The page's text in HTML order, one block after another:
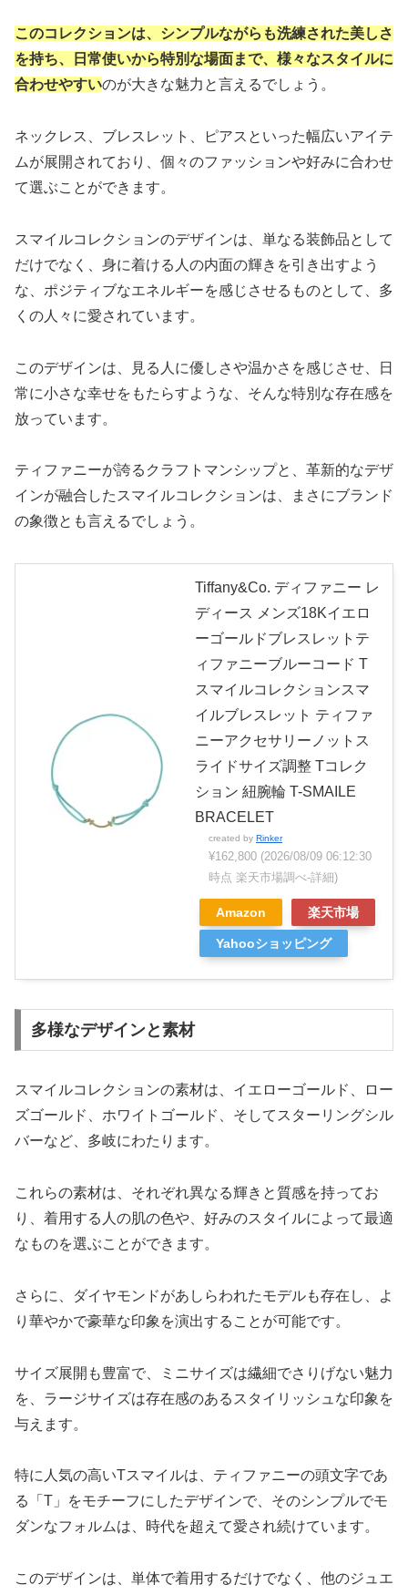
このコレクションは、シンプルながらも洗練された美しさ
を持ち、日常使いから特別な場面まで、様々なスタイルに
合わせやすいのが大きな魅力と言えるでしょう。
ネックレス、ブレスレット、ピアスといった幅広いアイテ
ムが展開されており、個々のファッションや好みに合わせ
て選ぶことができます。
スマイルコレクションのデザインは、単なる装飾品として
だけでなく、身に着ける人の内面の輝きを引き出すよう
な、ポジティブなエネルギーを感じさせるものとして、多
くの人々に愛されています。
このデザインは、見る人に優しさや温かさを感じさせ、日
常に小さな幸せをもたらすような、そんな特別な存在感を
放っています。
ティファニーが誇るクラフトマンシップと、革新的なデザ
インが融合したスマイルコレクションは、まさにブランド
の象徴とも言えるでしょう。
Tiffany&Co. ディファニー レ
ディース メンズ18Kイエロ
ーゴールドブレスレットテ
ィファニーブルーコード T
スマイルコレクションスマ
イルブレスレット ティファ
ニーアクセサリーノットス
ライドサイズ調整 Tコレク
ション 紐腕輪 T-SMAILE
BRACELET
created by Rinker
¥162,800 (2026/08/09 06:12:30
時点 楽天市場調べ-詳細)
Amazon 楽天市場
Yahooショッピング
多様なデザインと素材
スマイルコレクションの素材は、イエローゴールド、ロー
ズゴールド、ホワイトゴールド、そしてスターリングシル
バーなど、多岐にわたります。
これらの素材は、それぞれ異なる輝きと質感を持ってお
り、着用する人の肌の色や、好みのスタイルによって最適
なものを選ぶことができます。
さらに、ダイヤモンドがあしらわれたモデルも存在し、よ
り華やかで豪華な印象を演出することが可能です。
サイズ展開も豊富で、ミニサイズは繊細でさりげない魅力
を、ラージサイズは存在感のあるスタイリッシュな印象を
与えます。
特に人気の高いTスマイルは、ティファニーの頭文字であ
る「T」をモチーフにしたデザインで、そのシンプルでモ
ダンなフォルムは、時代を超えて愛され続けています。
このデザインは、単体で着用するだけでなく、他のジュエ